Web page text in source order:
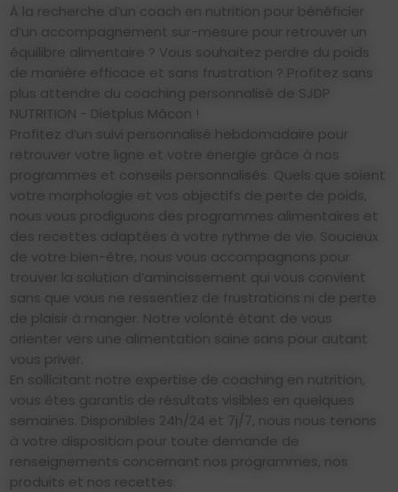
À la recherche d’un coach en nutrition pour bénéficier
d’un accompagnement sur-mesure pour retrouver un
équilibre alimentaire ? Vous souhaitez perdre du poids
de manière efficace et sans frustration ? Profitez sans
plus attendre du coaching personnalisé de SJDP
NUTRITION - Dietplus Mâcon !
Profitez d’un suivi personnalisé hebdomadaire pour
retrouver votre ligne et votre énergie grâce à nos
programmes et conseils personnalisés. Quels que soient
votre morphologie et vos objectifs de perte de poids,
nous vous prodiguons des programmes alimentaires et
des recettes adaptées à votre rythme de vie. Soucieux
de votre bien-être, nous vous accompagnons pour
trouver la solution d’amincissement qui vous convient
sans que vous ne ressentiez de frustrations ni de perte
de plaisir à manger. Notre volonté étant de vous
orienter vers une alimentation saine sans pour autant
vous priver.
En sollicitant notre expertise de coaching en nutrition,
vous êtes garantis de résultats visibles en quelques
semaines. Disponibles 24h/24 et 7j/7, nous nous tenons
à votre disposition pour toute demande de
renseignements concernant nos programmes, nos
produits et nos recettes.